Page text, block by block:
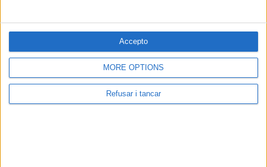
MORE OPTIONS
Refusar i tancar
Accepto